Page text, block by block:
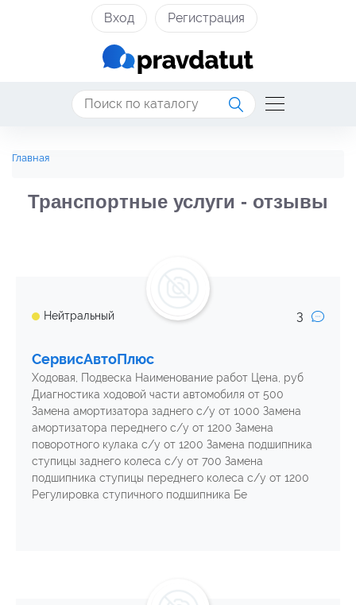
Вход Регистрация
Главная
Транспортные услуги - отзывы
Нейтральный 3
СервисАвтоПлюс
Ходовая, Подвеска Наименование работ Цена, руб
Диагностика ходовой части автомобиля от 500
Замена амортизатора заднего с/у от 1000 Замена
амортизатора переднего с/у от 1200 Замена
поворотного кулака с/у от 1200 Замена подшипника
ступицы заднего колеса с/у от 700 Замена
подшипника ступицы переднего колеса с/у от 1200
Регулировка ступичного подшипника Бе